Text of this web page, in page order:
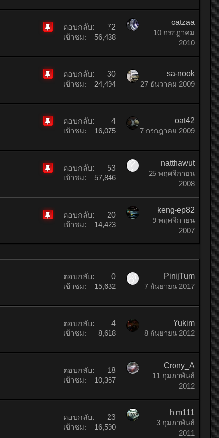
ตอบกลับ:
72
เข้าชม:
56,438
oatzaa
10 กรกฎาคม
2010
ตอบกลับ:
30
เข้าชม:
24,494
sa-nook
27 ธันวาคม 2009
ตอบกลับ:
4
เข้าชม:
16,075
oat42
7 กรกฎาคม 2009
ตอบกลับ:
53
เข้าชม:
57,846
natthawut
25 พฤศจิกายน
2008
ตอบกลับ:
20
เข้าชม:
14,423
keng-ep82
9 พฤศจิกายน
2007
ตอบกลับ:
0
เข้าชม:
15,632
PinijTum
7 กันยายน 2017
ตอบกลับ:
4
เข้าชม:
8,618
Yukim
8 กันยายน 2012
ตอบกลับ:
18
เข้าชม:
10,367
Crony_A
11 กุมภาพันธ์
2012
ตอบกลับ:
23
เข้าชม:
16,590
him111
3 กุมภาพันธ์
2011